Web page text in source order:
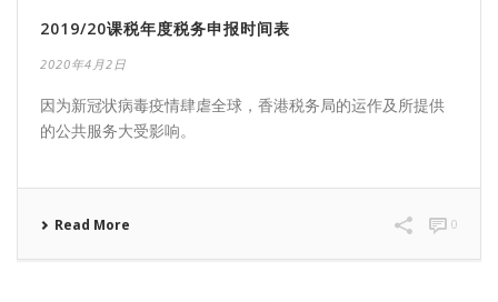
2019/20课税年度税务申报时间表
2020年4月2日
因为新冠状病毒疫情肆虐全球，香港税务局的运作及所提供
的公共服务大受影响。
Read More 0